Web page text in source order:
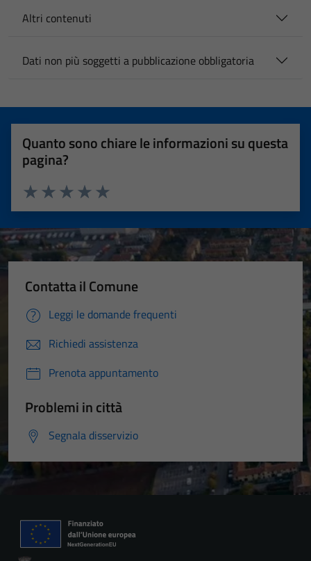
Altri contenuti
Dati non più soggetti a pubblicazione obbligatoria
Quanto sono chiare le informazioni su questa
pagina?
Valuta 5 stelle su 5
Valuta 4 stelle su 5
Valuta 3 stelle su 5
Valuta 2 stelle su 5
Valuta 1 stelle su 5
Contatta il Comune
Leggi le domande frequenti
Richiedi assistenza
Prenota appuntamento
Problemi in città
Segnala disservizio